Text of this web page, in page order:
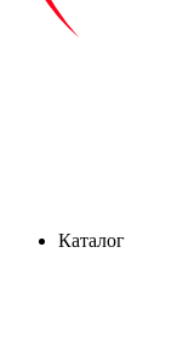
Каталог